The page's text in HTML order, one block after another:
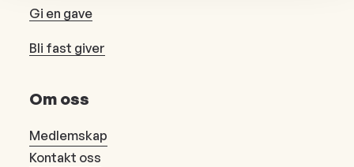
Gi en gave
Bli fast giver
Om oss
Medlemskap
Kontakt oss